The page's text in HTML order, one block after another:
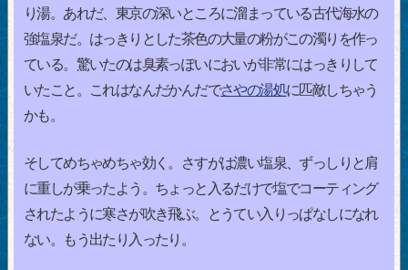
り湯。あれだ、東京の深いところに溜まっている古代海水の
強塩泉だ。はっきりとした茶色の大量の粉がこの濁りを作っ
ている。驚いたのは臭素っぽいにおいが非常にはっきりして
いたこと。これはなんだかんだでさやの湯処に匹敵しちゃう
かも。
そしてめちゃめちゃ効く。さすがは濃い塩泉、ずっしりと肩
に重しが乗ったよう。ちょっと入るだけで塩でコーティング
されたように寒さが吹き飛ぶ。とうてい入りっぱなしになれ
ない。もう出たり入ったり。